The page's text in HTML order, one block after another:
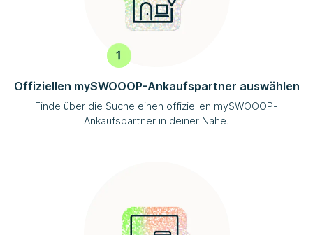
Offiziellen mySWOOOP-Ankaufspartner auswählen
Finde über die Suche einen offiziellen mySWOOOP-
Ankaufspartner in deiner Nähe.